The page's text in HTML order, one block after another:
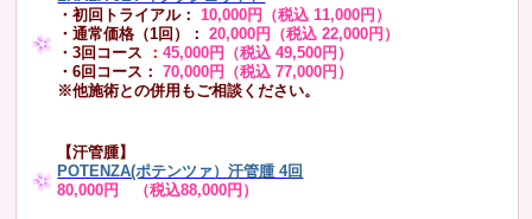
・初回トライアル：10,000円（税込 11,000円）
・通常価格（1回）：
20,000円（税込 22,000円）
・3回コース ：45,000円（税込 49,500円）
・6回コース：
70,000円（税込 77,000円）
※他施術との併用もご相談ください。
【汗管腫】
POTENZA(ポテンツァ）汗管腫 4回
80,000円 （税込88,000円）